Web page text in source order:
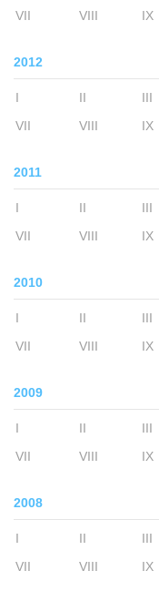
VII
VIII IX
2012
I II III
VII
VIII IX
2011
I II III
VII
VIII IX
2010
I II III
VII
VIII IX
2009
I II III
VII
VIII IX
2008
I II III
VII
VIII IX